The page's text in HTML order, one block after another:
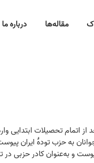
مقاله‌ها درباره ما
مالک به دنیا آمد.بعد از اتمام
و به‌عنوان کادر حزبی